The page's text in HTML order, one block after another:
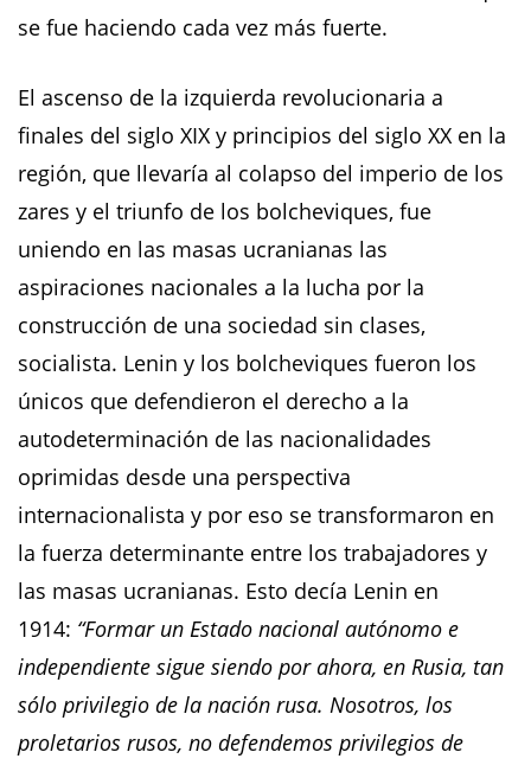
se fue haciendo cada vez más fuerte.
El ascenso de la izquierda revolucionaria a
finales del siglo XIX y principios del siglo XX en la
región, que llevaría al colapso del imperio de los
zares y el triunfo de los bolcheviques, fue
uniendo en las masas ucranianas las
aspiraciones nacionales a la lucha por la
construcción de una sociedad sin clases,
socialista. Lenin y los bolcheviques fueron los
únicos que defendieron el derecho a la
autodeterminación de las nacionalidades
oprimidas desde una perspectiva
internacionalista y por eso se transformaron en
la fuerza determinante entre los trabajadores y
las masas ucranianas. Esto decía Lenin en
1914: “Formar un Estado nacional autónomo e
independiente sigue siendo por ahora, en Rusia, tan
sólo privilegio de la nación rusa. Nosotros, los
proletarios rusos, no defendemos privilegios de